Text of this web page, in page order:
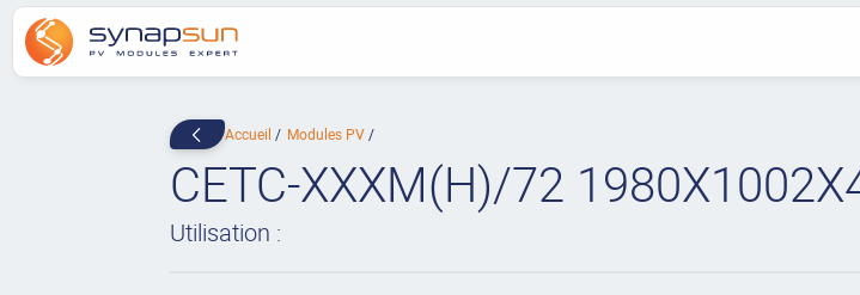
Accueil Modules PV
CETC-XXXM(H)/72
Utilisation :